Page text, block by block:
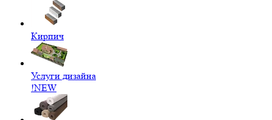
Кирпич
Услуги дизайна
!NEW